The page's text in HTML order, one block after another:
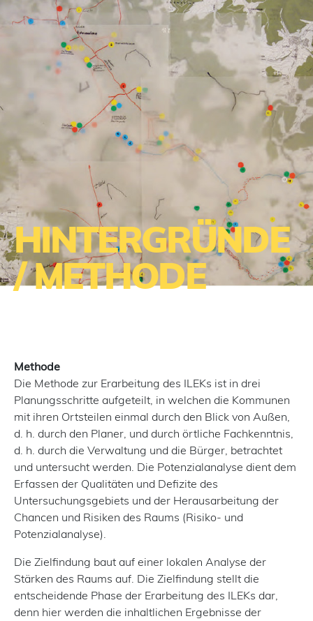
HINTERGRÜNDE
/ METHODE
Methode
Die Methode zur Erarbeitung des ILEKs ist in drei
Planungsschritte aufgeteilt, in welchen die Kommunen
mit ihren Ortsteilen einmal durch den Blick von Außen,
d. h. durch den Planer, und durch örtliche Fachkenntnis,
d. h. durch die Verwaltung und die Bürger, betrachtet
und untersucht werden. Die Potenzialanalyse dient dem
Erfassen der Qualitäten und Defizite des
Untersuchungsgebiets und der Herausarbeitung der
Chancen und Risiken des Raums (Risiko- und
Potenzialanalyse).
Die Zielfindung baut auf einer lokalen Analyse der
Stärken des Raums auf. Die Zielfindung stellt die
entscheidende Phase der Erarbeitung des ILEKs dar,
denn hier werden die inhaltlichen Ergebnisse der